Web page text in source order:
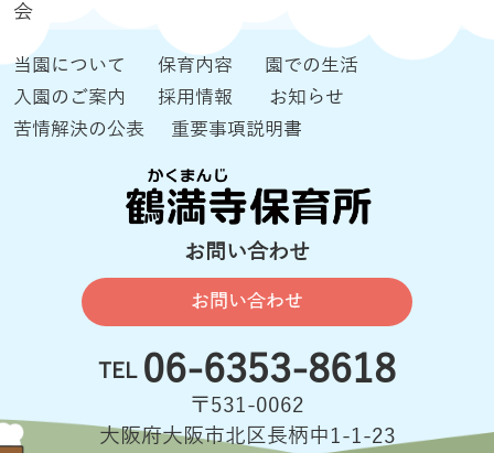
会
当園について 保育内容
園での生活
入園のご案内
採用情報
お知らせ
苦情解決の公表
重要事項説明書
お問い合わせ
お問い合わせ
TEL 06-6353-8618
〒531-0062
大阪府大阪市北区長柄中1-1-23